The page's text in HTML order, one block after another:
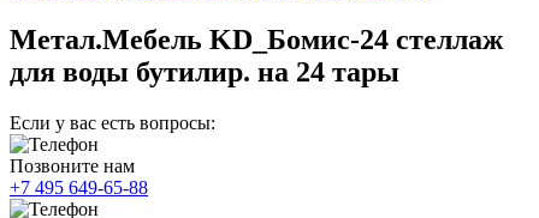
Метал.Мебель KD_Бомис-24 стеллаж
для воды бутилир. на 24 тары
Если у вас есть вопросы:
Позвоните нам
+7 495 649-65-88